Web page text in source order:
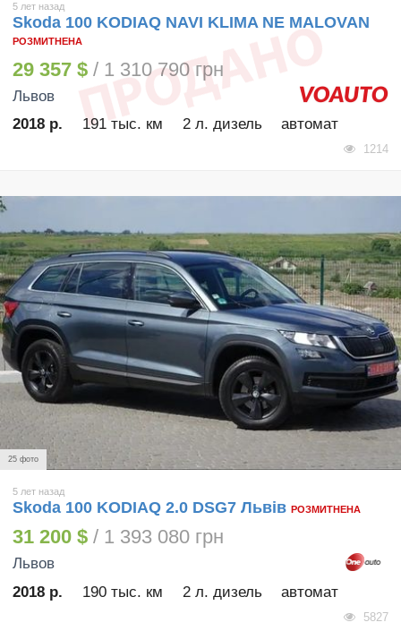
5 лет назад
Skoda 100 KODIAQ NAVI KLIMA NE MALOVAN
РОЗМИТНЕНА
29 357 $ / 1 310 790 грн
Львов
2018 р.
191 тыс. км 2 л. дизель автомат
1214
25 фото
5 лет назад
Skoda 100 KODIAQ 2.0 DSG7 Львів РОЗМИТНЕНА
31 200 $ / 1 393 080 грн
Львов
2018 р.
190 тыс. км 2 л. дизель автомат
5827